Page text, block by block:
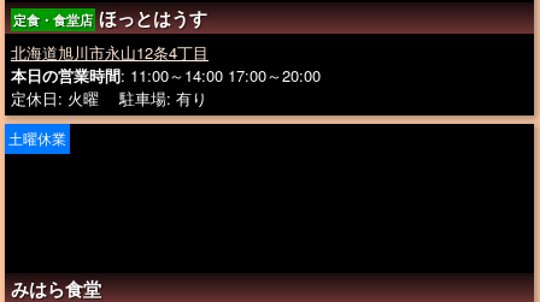
定食・食堂店 ほっとはうす
北海道旭川市永山12条4丁目
本日の営業時間: 11:00～14:00 17:00～20:00
定休日: 火曜 駐車場: 有り
みはら食堂
土曜休業